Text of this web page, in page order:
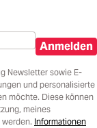
Anmelden
Newsletter sowie E-
und personalisierte
möchte. Diese können
meines
werden. Informationen